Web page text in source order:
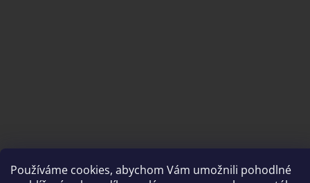
Používáme cookies, abychom Vám umožnili pohodlné
Vytvořil Shoptet